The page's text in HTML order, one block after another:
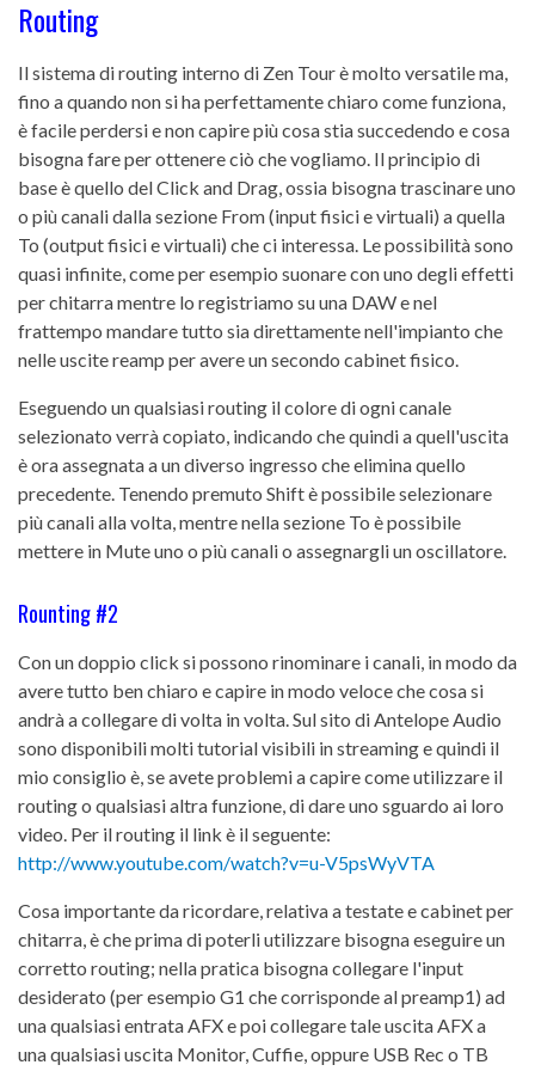
Routing
Il sistema di routing interno di Zen Tour è molto versatile ma,
fino a quando non si ha perfettamente chiaro come funziona,
è facile perdersi e non capire più cosa stia succedendo e cosa
bisogna fare per ottenere ciò che vogliamo. Il principio di
base è quello del Click and Drag, ossia bisogna trascinare uno
o più canali dalla sezione From (input fisici e virtuali) a quella
To (output fisici e virtuali) che ci interessa. Le possibilità sono
quasi infinite, come per esempio suonare con uno degli effetti
per chitarra mentre lo registriamo su una DAW e nel
frattempo mandare tutto sia direttamente nell'impianto che
nelle uscite reamp per avere un secondo cabinet fisico.
Eseguendo un qualsiasi routing il colore di ogni canale
selezionato verrà copiato, indicando che quindi a quell'uscita
è ora assegnata a un diverso ingresso che elimina quello
precedente. Tenendo premuto Shift è possibile selezionare
più canali alla volta, mentre nella sezione To è possibile
mettere in Mute uno o più canali o assegnargli un oscillatore.
Rounting #2
Con un doppio click si possono rinominare i canali, in modo da
avere tutto ben chiaro e capire in modo veloce che cosa si
andrà a collegare di volta in volta. Sul sito di Antelope Audio
sono disponibili molti tutorial visibili in streaming e quindi il
mio consiglio è, se avete problemi a capire come utilizzare il
routing o qualsiasi altra funzione, di dare uno sguardo ai loro
video. Per il routing il link è il seguente:
http://www.youtube.com/watch?v=u-V5psWyVTA
Cosa importante da ricordare, relativa a testate e cabinet per
chitarra, è che prima di poterli utilizzare bisogna eseguire un
corretto routing; nella pratica bisogna collegare l'input
desiderato (per esempio G1 che corrisponde al preamp1) ad
una qualsiasi entrata AFX e poi collegare tale uscita AFX a
una qualsiasi uscita Monitor, Cuffie, oppure USB Rec o TB